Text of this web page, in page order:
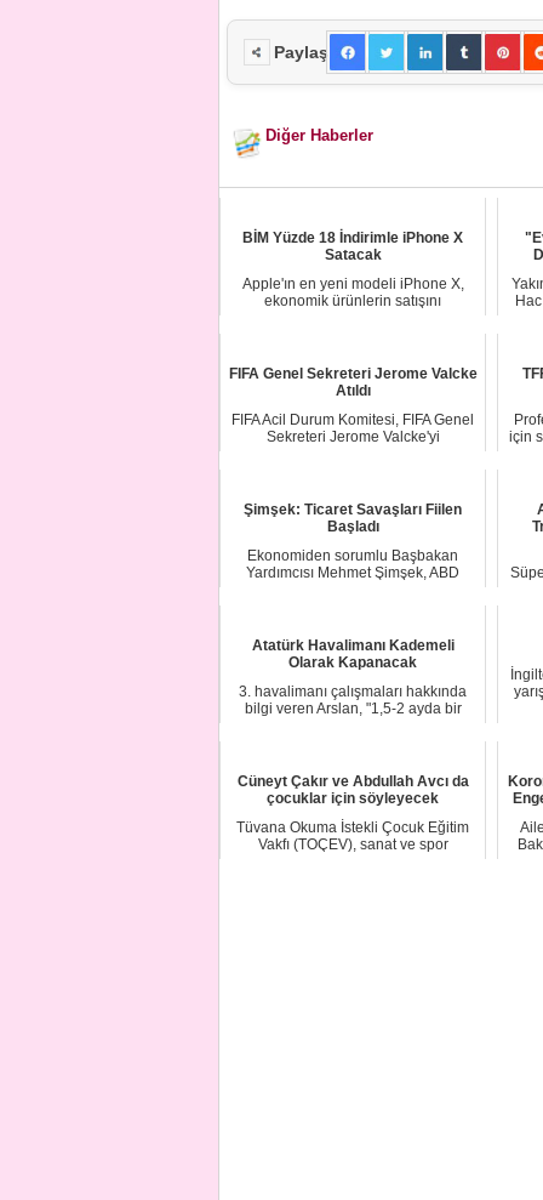
Paylaş
Diğer Haberler
BİM Yüzde 18 İndirimle iPhone X
Satacak
Apple'ın en yeni modeli iPhone X,
ekonomik ürünlerin satışını
FIFA Genel Sekreteri Jerome Valcke
Atıldı
FIFA Acil Durum Komitesi, FIFA Genel
Sekreteri Jerome Valcke'yi
için
Şimşek: Ticaret Savaşları Fiilen
Başladı
Ekonomiden sorumlu Başbakan
Yardımcısı Mehmet Şimşek, ABD
Atatürk Havalimanı Kademeli
Olarak Kapanacak
3. havalimanı çalışmaları hakkında
bilgi veren Arslan, "1,5-2 ayda bir
Cüneyt Çakır ve Abdullah Avcı da
çocuklar için söyleyecek
Tüvana Okuma İstekli Çocuk Eğitim
Vakfı (TOÇEV), sanat ve spor